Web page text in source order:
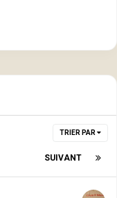
TRIER PAR
SUIVANT